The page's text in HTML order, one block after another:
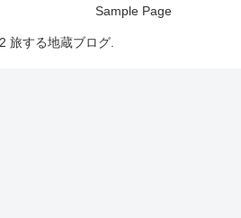
Sample Page
旅する地蔵ブログ.